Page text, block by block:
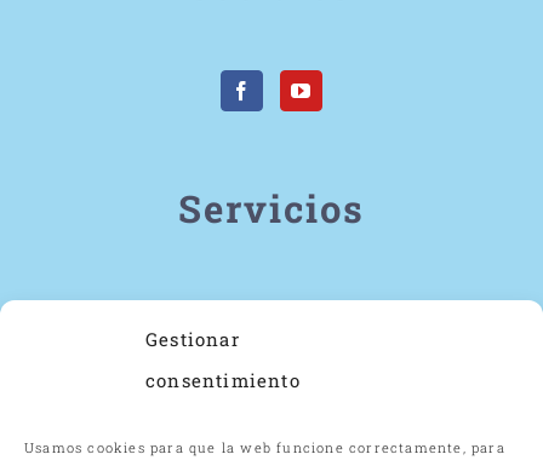
Gestionar
consentimiento
Usamos cookies para que la web funcione correctamente, para
Servicios
Ojo vago
Problemas de aprendizaje
Estimulación visual motora